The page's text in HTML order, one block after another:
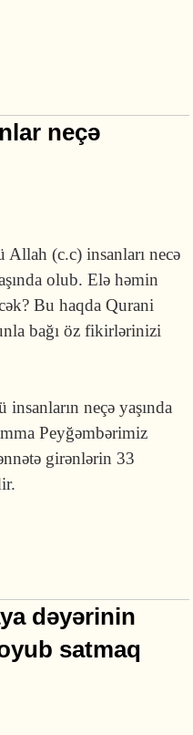
neçə
(c.c) insanları necə
olub. Elə həmin
Bu haqda Qurani
bağı öz fikirlərinizi
neçə yaşında
Peyğəmbərimiz
girənlərin 33
dəyərinin
satmaq